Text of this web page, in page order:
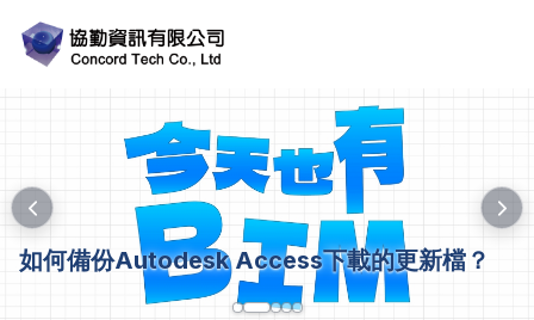
如何備份Autodesk Access下載的更新檔？